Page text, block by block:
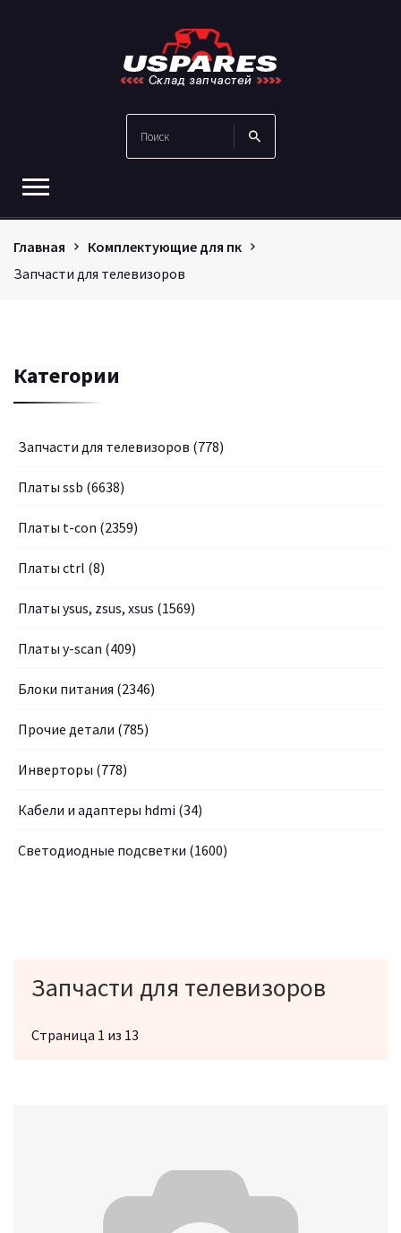
Главная
Комплектующие для пк
Запчасти для телевизоров
Категории
Запчасти для телевизоров (778)
Платы ssb (6638)
Платы t-con (2359)
Платы ctrl (8)
Платы ysus, zsus, xsus (1569)
Платы y-scan (409)
Блоки питания (2346)
Прочие детали (785)
Инверторы (778)
Кабели и адаптеры hdmi (34)
Светодиодные подсветки (1600)
Запчасти для телевизоров
Страница 1 из 13